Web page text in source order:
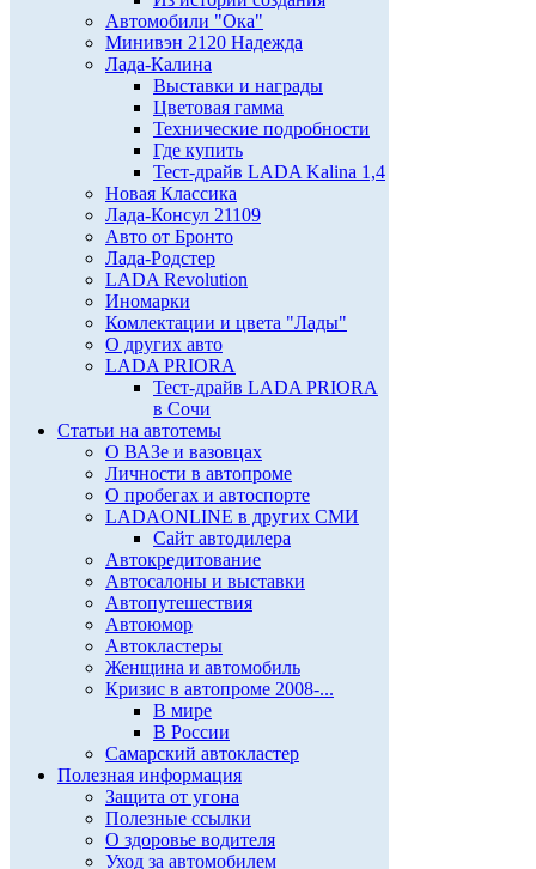
Автомобили "Ока"
Минивэн 2120 Надежда
Лада-Калина
Выставки и награды
Цветовая гамма
Технические подробности
Где купить
Тест-драйв LADA Kalina 1,4
Новая Классика
Лада-Консул 21109
Авто от Бронто
Лада-Родстер
LADA Revolution
Иномарки
Комлектации и цвета "Лады"
О других авто
LADA PRIORA
Тест-драйв LADA PRIORA
в Сочи
Статьи на автотемы
О ВАЗе и вазовцах
Личности в автопроме
О пробегах и автоспорте
LADAONLINE в других СМИ
Сайт автодилера
Автокредитование
Автосалоны и выставки
Автопутешествия
Автоюмор
Автокластеры
Женщина и автомобиль
Кризис в автопроме 2008-...
В мире
В России
Самарский автокластер
Полезная информация
Защита от угона
Полезные ссылки
О здоровье водителя
Уход за автомобилем